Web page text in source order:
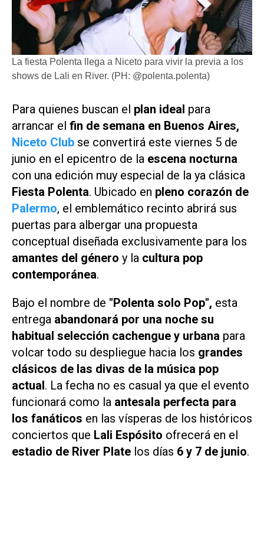
La fiesta Polenta llega a Niceto para vivir la previa a los
shows de Lali en River. (PH: @polenta.polenta)
Para quienes buscan el plan ideal para
arrancar el fin de semana en Buenos Aires,
Niceto Club se convertirá este viernes 5 de
junio en el epicentro de la escena nocturna
con una edición muy especial de la ya clásica
Fiesta Polenta. Ubicado en pleno corazón de
Palermo, el emblemático recinto abrirá sus
puertas para albergar una propuesta
conceptual diseñada exclusivamente para los
amantes del género y la cultura pop
contemporánea.
Bajo el nombre de "Polenta solo Pop", esta
entrega abandonará por una noche su
habitual selección cachengue y urbana para
volcar todo su despliegue hacia los grandes
clásicos de las divas de la música pop
actual. La fecha no es casual ya que el evento
funcionará como la antesala perfecta para
los fanáticos en las vísperas de los históricos
conciertos que Lali Espósito ofrecerá en el
estadio de River Plate los días 6 y 7 de junio.